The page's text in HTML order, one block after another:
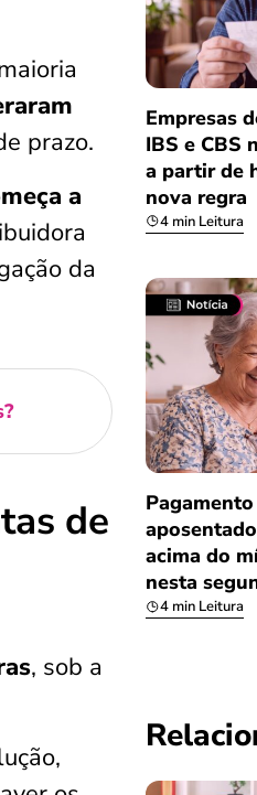
prazo.
a
da
de
, sob a
Empresas
IBS e CBS
a partir de
nova regra
4 min Leitura
acima do
nesta
4 min Leitura